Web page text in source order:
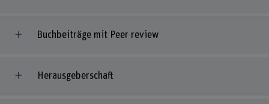
Buchbeiträge mit Peer review
Herausgeberschaft